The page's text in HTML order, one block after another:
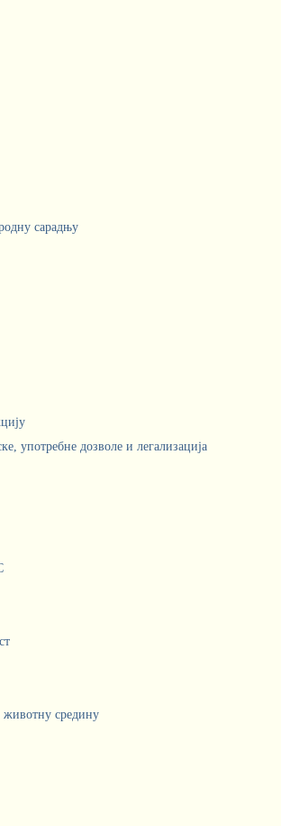
сарадњу
употребне дозволе и легализација
животну средину